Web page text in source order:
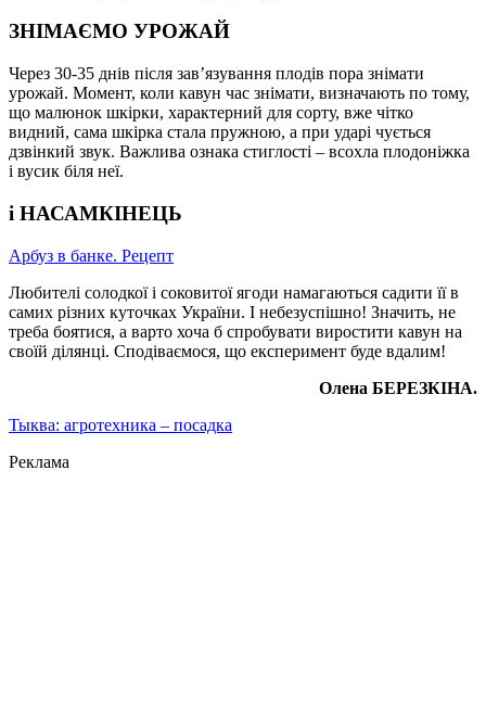
ЗНІМАЄМО УРОЖАЙ
Через 30-35 днів після зав’язування плодів пора знімати
урожай. Момент, коли кавун час знімати, визначають по тому,
що малюнок шкірки, характерний для сорту, вже чітко
видний, сама шкірка стала пружною, а при ударі чується
дзвінкий звук. Важлива ознака стиглості – всохла плодоніжка
і вусик біля неї.
і НАСАМКІНЕЦЬ
Арбуз в банке. Рецепт
Любителі солодкої і соковитої ягоди намагаються садити її в
самих різних куточках України. І небезуспішно! Значить, не
треба боятися, а варто хоча б спробувати виростити кавун на
своїй ділянці. Сподіваємося, що експеримент буде вдалим!
Олена БЕРЕЗКІНА.
Тыква: агротехника – посадка
Реклама